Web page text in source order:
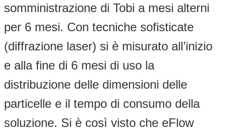
somministrazione di Tobi a mesi alterni
per 6 mesi. Con tecniche sofisticate
(diffrazione laser) si è misurato all’inizio
e alla fine di 6 mesi di uso la
distribuzione delle dimensioni delle
particelle e il tempo di consumo della
soluzione. Si è così visto che eFlow